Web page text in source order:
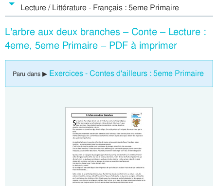
Lecture / Littérature - Français : 5eme Primaire
L’arbre aux deux branches – Conte – Lecture :
4eme, 5eme Primaire – PDF à imprimer
Paru dans ▶ Exercices - Contes d'ailleurs : 5eme Primaire